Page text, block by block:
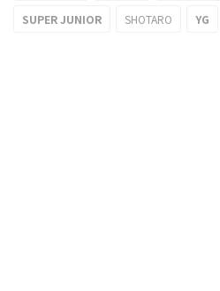
SUPER JUNIOR SHOTARO YG